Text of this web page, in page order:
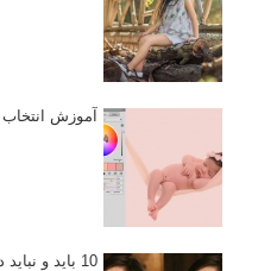
آموزش
10 باید و نباید در روتوش عکس ها